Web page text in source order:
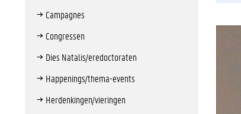
Campagnes
Congressen
Dies Natalis/eredoctoraten
Happenings/thema-events
Herdenkingen/vieringen